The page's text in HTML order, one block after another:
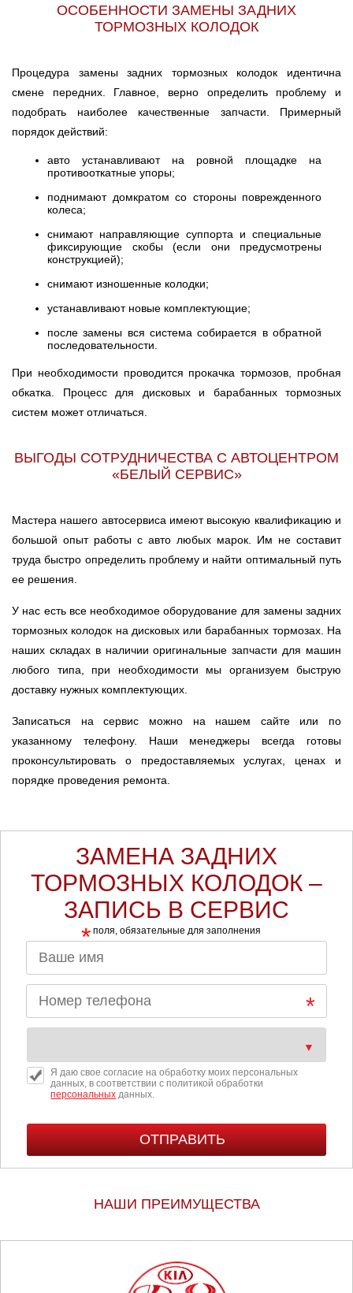
ОСОБЕННОСТИ ЗАМЕНЫ ЗАДНИХ
ТОРМОЗНЫХ КОЛОДОК
Процедура замены задних тормозных колодок идентична
смене передних. Главное, верно определить проблему и
подобрать наиболее качественные запчасти. Примерный
порядок действий:
авто устанавливают на ровной площадке на
противооткатные упоры;
поднимают домкратом со стороны поврежденного
колеса;
снимают направляющие суппорта и специальные
фиксирующие скобы (если они предусмотрены
конструкцией);
снимают изношенные колодки;
устанавливают новые комплектующие;
после замены вся система собирается в обратной
последовательности.
При необходимости проводится прокачка тормозов, пробная
обкатка. Процесс для дисковых и барабанных тормозных
систем может отличаться.
ВЫГОДЫ СОТРУДНИЧЕСТВА С АВТОЦЕНТРОМ
«БЕЛЫЙ СЕРВИС»
Мастера нашего автосервиса имеют высокую квалификацию и
большой опыт работы с авто любых марок. Им не составит
труда быстро определить проблему и найти оптимальный путь
ее решения.
У нас есть все необходимое оборудование для замены задних
тормозных колодок на дисковых или барабанных тормозах. На
наших складах в наличии оригинальные запчасти для машин
любого типа, при необходимости мы организуем быструю
доставку нужных комплектующих.
Записаться на сервис можно на нашем сайте или по
указанному телефону. Наши менеджеры всегда готовы
проконсультировать о предоставляемых услугах, ценах и
порядке проведения ремонта.
ЗАМЕНА ЗАДНИХ
ТОРМОЗНЫХ КОЛОДОК –
ЗАПИСЬ В СЕРВИС
* поля, обязательные для заполнения
Я даю свое согласие на обработку моих персональных
данных, в соответствии с политикой обработки
персональных данных.
НАШИ ПРЕИМУЩЕСТВА